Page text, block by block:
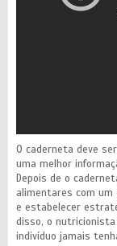
O caderneta deve
uma melhor
Depois de o
alimentares com
e estabelecer
disso, o
indivíduo jamais